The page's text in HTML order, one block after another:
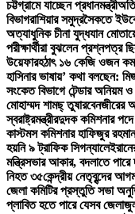
চট্টগ্রামে যাচ্ছেন প্রধানমন্ত্রী
বিভাগরাশিয়ার সমুদ্রসৈকতে
অত্যাধুনিক চীনা যুদ্ধযান
পরীক্ষার্থীরা বুঝলেন প্রশ্নপত্র
উয়েফারহঠাৎ ১৬ কেজি ওজন
হাসিনার ভাষায়’ কথা বলছেন:
সংকেত বিভাগে টেন্ডার অনিয়ম
মোহাম্মদ শামছ্ তুষারবেনজীরের
স্বরাষ্ট্রমন্ত্রীরদুদক কমিশনার
কাস্টমস কমিশনার হাফিজুর রহমান
হয়নি ৯ ট্রাফিক সিগন্যালে
মন্ত্রিসভার আকার, বদলাতে পারে
নিহত ৩৫কেন্দ্রীয় নেতৃবৃন্দের
জেলা কমিটির প্রস্তুতি সভা
প্লাবিত হতে পারে যেসব জেলা